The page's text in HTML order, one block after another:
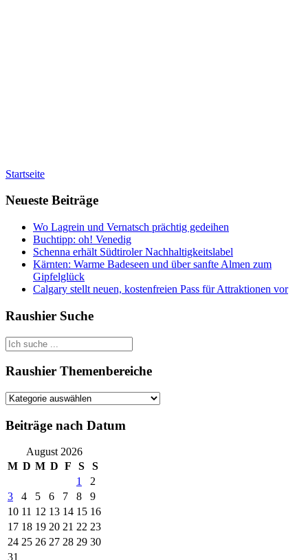
Startseite
Neueste Beiträge
Wo Lagrein und Vernatsch prächtig gedeihen
Buchtipp: oh! Venedig
Schenna erhält Südtiroler Nachhaltigkeitslabel
Kärnten: Warme Badeseen und über sanfte Almen zum
Gipfelglück
Calgary stellt neuen, kostenfreien Pass für Attraktionen vor
Raushier Suche
Suche
nach::
Suche
nach:
Raushier Themenbereiche
Raushier
Beiträge nach Datum
August 2026
M D M D F S
S
1
2
3
4 5 6 7 8
9
10 11 12 13 14 15 16
17 18 19 20 21 22 23
24 25 26 27 28 29 30
31